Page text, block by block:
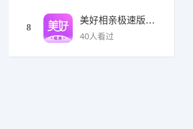
8
美好相亲极速版下载
40人看过